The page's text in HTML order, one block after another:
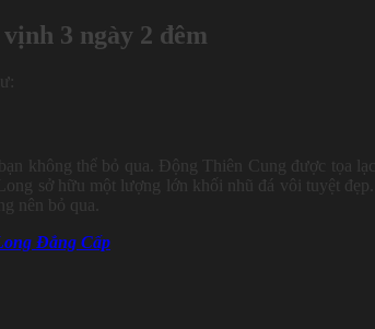
3 ngày 2 đêm
không thể bỏ qua. Động Thiên Cung được tọa lạc
sở hữu một lượng lớn khối nhũ đá vôi tuyệt đẹp.
nên bỏ qua.
Đẳng Cấp